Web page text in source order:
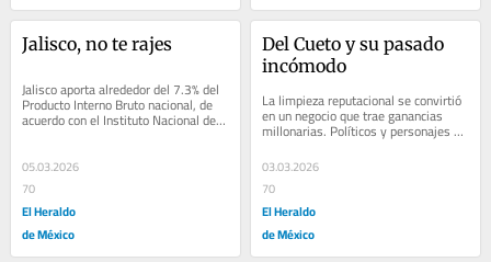
Jalisco, no te rajes
Jalisco aporta alrededor del 7.3% del
Producto Interno Bruto nacional, de
acuerdo con el Instituto Nacional de
05.03.2026
70
El Heraldo
de México
Del Cueto y su pasado
incómodo
La limpieza reputacional se convirtió
en un negocio que trae ganancias
millonarias. Políticos y personajes
vinculados con tramas criminales
han...
03.03.2026
70
El Heraldo
de México